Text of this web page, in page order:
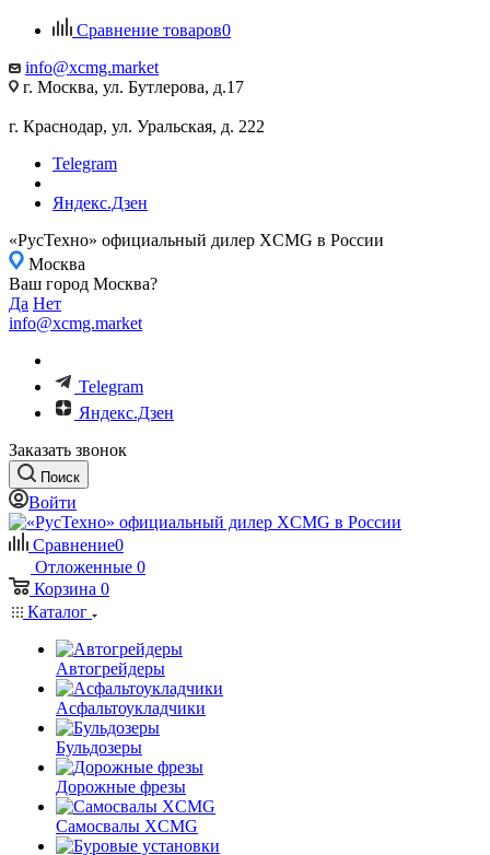
Сравнение товаров0
info@xcmg.market
г. Москва, ул. Бутлерова, д.17
г. Краснодар, ул. Уральская, д. 222
Telegram
Яндекс.Дзен
«РусТехно» официальный дилер XCMG в России
Москва
Ваш город Москва?
Да Нет
info@xcmg.market
Telegram
Яндекс.Дзен
Заказать звонок
Поиск
Войти
Сравнение0
Отложенные 0
Корзина 0
Каталог
Автогрейдеры
Асфальтоукладчики
Бульдозеры
Дорожные фрезы
Самосвалы XCMG